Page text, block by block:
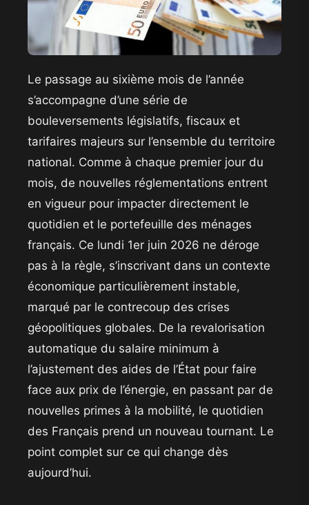
Le passage au sixième mois de l’année
s’accompagne d’une série de
bouleversements législatifs, fiscaux et
tarifaires majeurs sur l’ensemble du territoire
national. Comme à chaque premier jour du
mois, de nouvelles réglementations entrent
en vigueur pour impacter directement le
quotidien et le portefeuille des ménages
français. Ce lundi 1er juin 2026 ne déroge
pas à la règle, s’inscrivant dans un contexte
économique particulièrement instable,
marqué par le contrecoup des crises
géopolitiques globales. De la revalorisation
automatique du salaire minimum à
l’ajustement des aides de l’État pour faire
face aux prix de l’énergie, en passant par de
nouvelles primes à la mobilité, le quotidien
des Français prend un nouveau tournant. Le
point complet sur ce qui change dès
aujourd’hui.